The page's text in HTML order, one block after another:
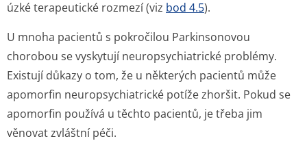
úzké terapeutické rozmezí (viz bod 4.5).
U mnoha pacientů s pokročilou Parkinsonovou
chorobou se vyskytují neuropsychiatrické problémy.
Existují důkazy o tom, že u některých pacientů může
apomorfin neuropsychiatrické potíže zhoršit. Pokud se
apomorfin používá u těchto pacientů, je třeba jim
věnovat zvláštní péči.